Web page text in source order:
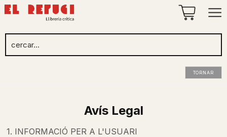
TORNAR
Avís Legal
1. INFORMACIÓ PER A L'USUARI